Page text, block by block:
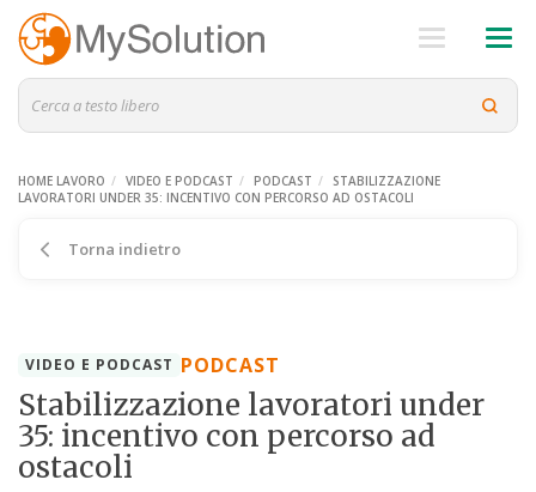
HOME LAVORO VIDEO E PODCAST PODCAST
STABILIZZAZIONE
LAVORATORI UNDER 35: INCENTIVO CON PERCORSO AD OSTACOLI
Torna indietro
VIDEO E PODCAST PODCAST
Stabilizzazione lavoratori under
35: incentivo con percorso ad
ostacoli